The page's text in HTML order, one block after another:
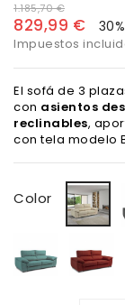
1.185,70 €
829,99 €
Impuestos
El sofá de 3
con asientos
reclinables,
con tela modelo
Color
Agave